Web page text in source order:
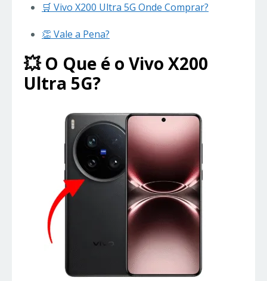
🛒 Vivo X200 Ultra 5G Onde Comprar?
👏 Vale a Pena?
💥 O Que é o Vivo X200
Ultra 5G?